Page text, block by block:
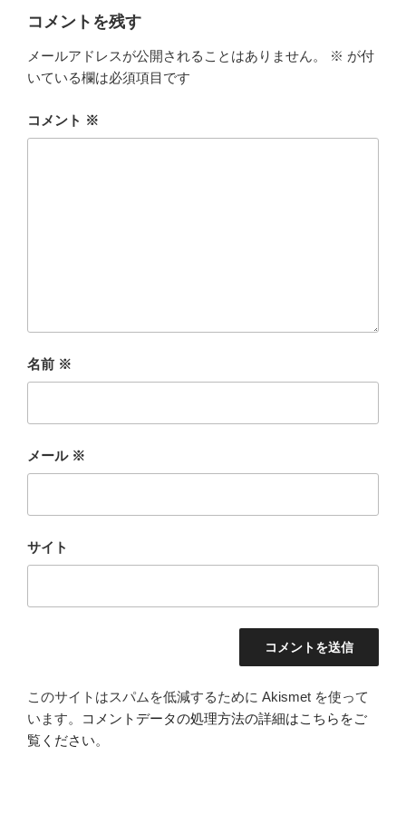
コメントを残す
メールアドレスが公開されることはありません。 ※ が付
いている欄は必須項目です
コメント ※
名前 ※
メール ※
サイト
このサイトはスパムを低減するために Akismet を使って
います。
コメントデータの処理方法の詳細はこちらをご
覧ください。